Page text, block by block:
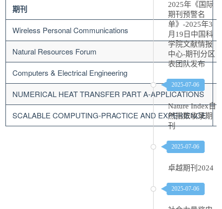
期刊
Wireless Personal Communications
Natural Resources Forum
Computers & Electrical Engineering
NUMERICAL HEAT TRANSFER PART A-APPLICATIONS
SCALABLE COMPUTING-PRACTICE AND EXPERIENCE
2025年《国际
期刊预警名
单》-2025年3
月19日中国科
学院文献情报
中心-期刊分区
表团队发布
2025-07-06
Nature Index自
然指数收录期
刊
2025-07-06
卓越期刊2024
2025-07-06